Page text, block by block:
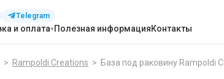
Telegram
и оплата Полезная информацияКонтакты
> Rampoldi Creations > База под раковину Rampoldi